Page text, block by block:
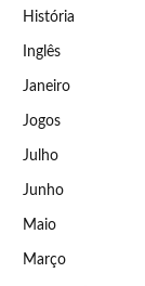
História
Inglês
Janeiro
Jogos
Julho
Junho
Maio
Março